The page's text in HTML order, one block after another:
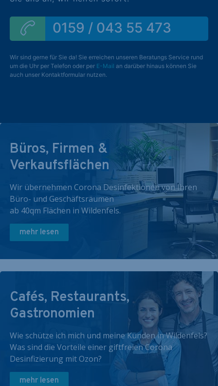
0159 / 043 55 473
Wir sind gerne für Sie da! Sie erreichen unseren Beratungs Service rund
um die Uhr per Telefon oder per E-Mail an darüber hinaus können Sie
auch unser Kontaktformular nutzen.
Büros, Firmen &
Verkaufsflächen
Wir übernehmen Corona Desinfektionen von Ihren
Büro- und Geschäftsräumen
ab 40qm Flächen in Wildenfels.
mehr lesen
Cafés, Restaurants,
Gastronomien
Wie schütze ich mich und meine Kunden in Wildenfels?
Was sind die Vorteile einer giftfreien Corona
Desinfizierung mit Ozon?
mehr lesen